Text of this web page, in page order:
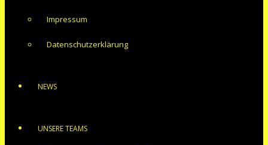
Impressum
Datenschutzerklärung
NEWS
UNSERE TEAMS